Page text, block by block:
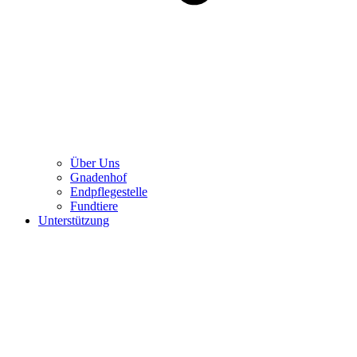
Über Uns
Gnadenhof
Endpflegestelle
Fundtiere
Unterstützung